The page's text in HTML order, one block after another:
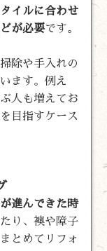
イルに合わせ
が必要です。
除や手入れの
ます。例え
人も増えてお
目指すケース
進んできた時
り、襖や障子
とめてリフォ